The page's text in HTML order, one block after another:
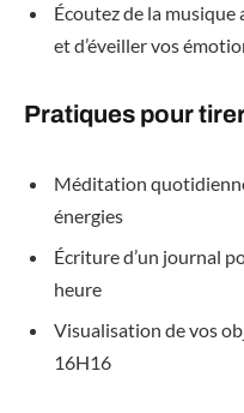
Écoutez de la
et d’éveiller vos
Pratiques pour
Méditation
énergies
Écriture d’un journal
heure
Visualisation de vos
16H16